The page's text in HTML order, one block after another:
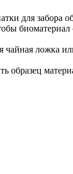
для забора
биоматериал
чайная ложка
образец